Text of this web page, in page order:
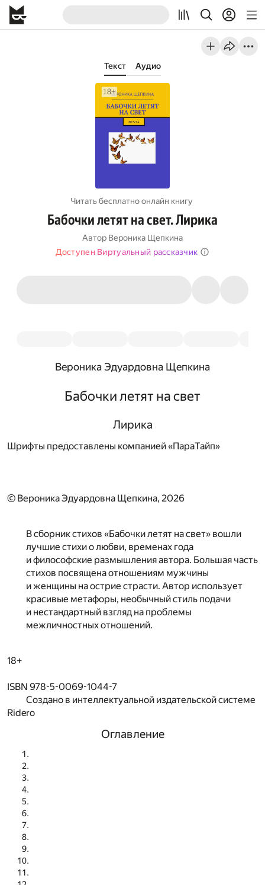
Текст Аудио
Читать бесплатно онлайн книгу
Бабочки летят на свет. Лирика
Автор Вероника Щепкина
Доступен Виртуальный рассказчик
Вероника Эдуардовна Щепкина
Бабочки летят на свет
Лирика
Шрифты предоставлены компанией «ПараТайп»
© Вероника Эдуардовна Щепкина, 2026
В сборник стихов «Бабочки летят на свет» вошли
лучшие стихи о любви, временах года
и философские размышления автора. Большая часть
стихов посвящена отношениям мужчины
и женщины на острие страсти. Автор использует
красивые метафоры, необычный стиль подачи
и нестандартный взгляд на проблемы
межличностных отношений.
18+
ISBN 978-5-0069-1044-7
Создано в интеллектуальной издательской системе
Ridero
Оглавление